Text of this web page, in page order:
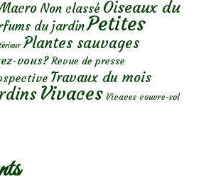
Non classé Oiseaux du
du jardinPetites
Plantes sauvages
vous? Revue de presse
Travaux du mois
Vivaces Vivaces couvre-sol